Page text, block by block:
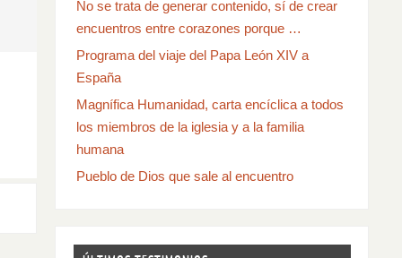
No se trata de generar contenido, sí de crear
encuentros entre corazones porque …
Programa del viaje del Papa León XIV a
España
Magnífica Humanidad, carta encíclica a todos
los miembros de la iglesia y a la familia
humana
Pueblo de Dios que sale al encuentro